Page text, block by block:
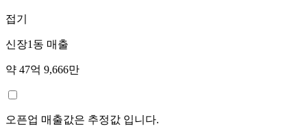
접기
신장1동 매출
약 47억 9,666만
오픈업 매출값은 추정값 입니다.